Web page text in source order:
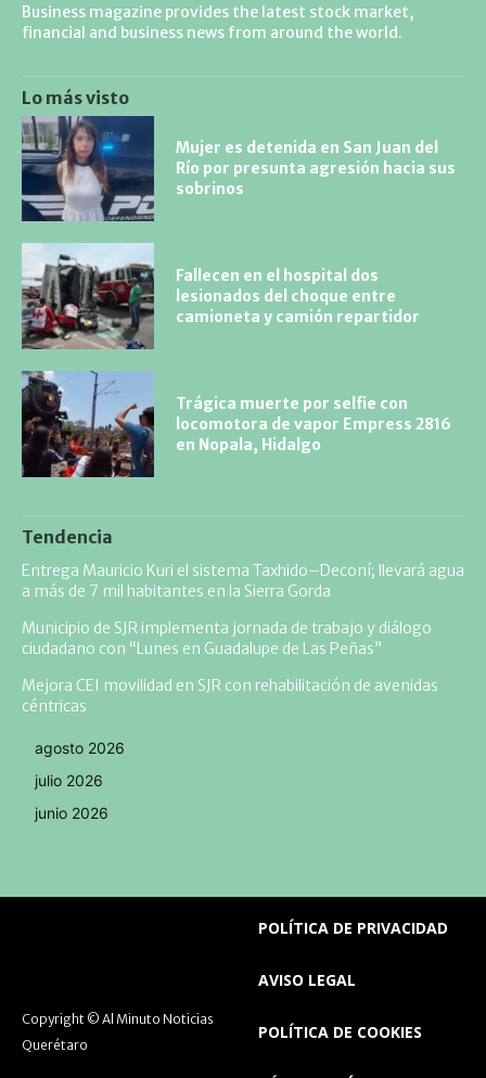
Business magazine provides the latest stock market,
financial and business news from around the world.
Lo más visto
Mujer es detenida en San Juan del
Río por presunta agresión hacia sus
sobrinos
Fallecen en el hospital dos
lesionados del choque entre
camioneta y camión repartidor
Trágica muerte por selfie con
locomotora de vapor Empress 2816
en Nopala, Hidalgo
Tendencia
Entrega Mauricio Kuri el sistema Taxhido–Deconí; llevará agua
a más de 7 mil habitantes en la Sierra Gorda
Municipio de SJR implementa jornada de trabajo y diálogo
ciudadano con “Lunes en Guadalupe de Las Peñas”
Mejora CEI movilidad en SJR con rehabilitación de avenidas
céntricas
agosto 2026
julio 2026
junio 2026
Copyright © Al Minuto Noticias
Querétaro
POLÍTICA DE PRIVACIDAD
AVISO LEGAL
POLÍTICA DE COOKIES